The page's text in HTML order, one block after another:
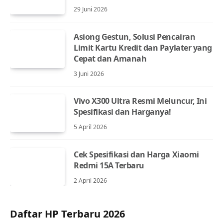
29 Juni 2026
Asiong Gestun, Solusi Pencairan
Limit Kartu Kredit dan Paylater yang
Cepat dan Amanah
3 Juni 2026
Vivo X300 Ultra Resmi Meluncur, Ini
Spesifikasi dan Harganya!
5 April 2026
Cek Spesifikasi dan Harga Xiaomi
Redmi 15A Terbaru
2 April 2026
Daftar HP Terbaru 2026